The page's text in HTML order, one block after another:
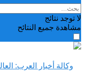
لا توجد نتائج
مشاهدة جميع النتائح